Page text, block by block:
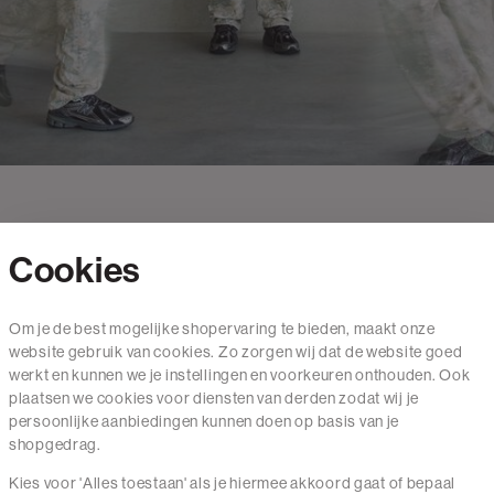
Mail ons
020 - 3412 650
Van maandag t/m vrijdag van 8.30 uur tot 18.00 uur.
Cookies
Om je de best mogelijke shopervaring te bieden, maakt onze
website gebruik van cookies. Zo zorgen wij dat de website goed
werkt en kunnen we je instellingen en voorkeuren onthouden. Ook
plaatsen we cookies voor diensten van derden zodat wij je
persoonlijke aanbiedingen kunnen doen op basis van je
shopgedrag.
Kies voor 'Alles toestaan' als je hiermee akkoord gaat of bepaal